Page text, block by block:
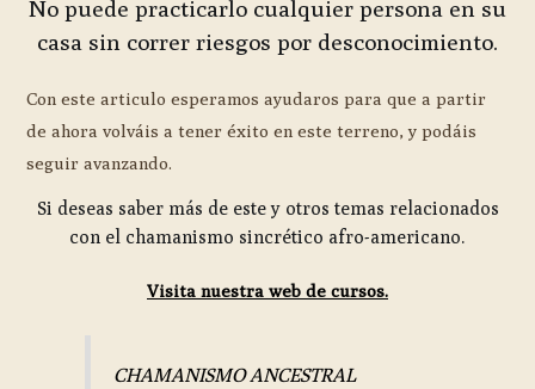
No puede practicarlo cualquier persona en su
casa sin correr riesgos por desconocimiento.
Con este articulo esperamos ayudaros para que a partir
de ahora volváis a tener éxito en este terreno, y podáis
seguir avanzando.
Si deseas saber más de este y otros temas relacionados
con el chamanismo sincrético afro-americano.
Visita nuestra web de cursos.
CHAMANISMO ANCESTRAL